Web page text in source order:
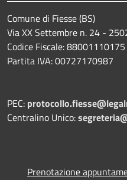
Comune di Fiesse (BS)
Via XX Settembre n. 24 -
Codice Fiscale: 88001110175
Partita IVA: 00727170987
PEC:
Centralino Unico:
Prenotazione